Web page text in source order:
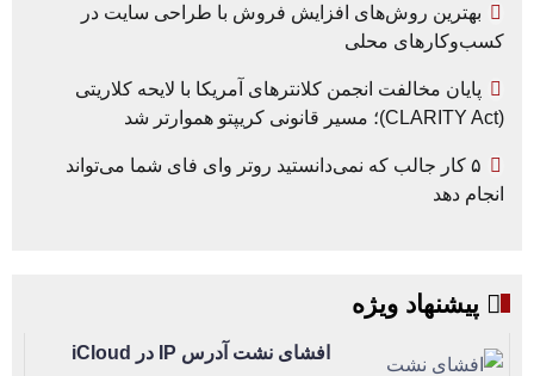
بهترین روش‌های افزایش فروش با طراحی سایت در
کسب‌وکارهای محلی
پایان مخالفت انجمن کلانترهای آمریکا با لایحه کلاریتی
(CLARITY Act)؛ مسیر قانونی کریپتو هموارتر شد
۵ کار جالب که نمی‌دانستید روتر وای فای شما می‌تواند
انجام دهد
پیشنهاد ویژه
افشای نشت آدرس IP در iCloud